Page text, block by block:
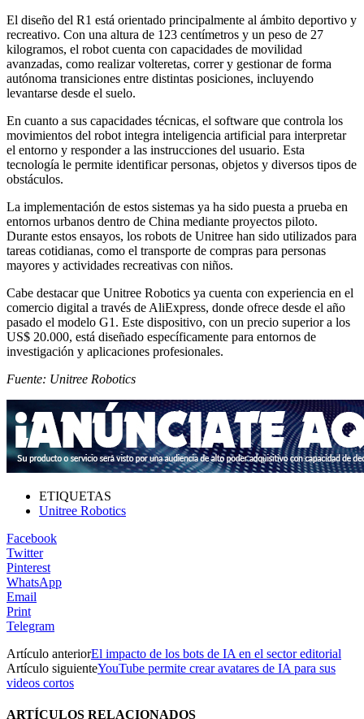
El diseño del R1 está orientado principalmente al ámbito deportivo y
recreativo. Con una altura de 123 centímetros y un peso de 27
kilogramos, el robot cuenta con capacidades de movilidad
avanzadas, como realizar volteretas, correr y gestionar de forma
autónoma transiciones entre distintas posiciones, incluyendo
levantarse desde el suelo.
En cuanto a sus capacidades técnicas, el software que controla los
movimientos del robot integra inteligencia artificial para interpretar
el entorno y responder a las instrucciones del usuario. Esta
tecnología le permite identificar personas, objetos y diversos tipos de
obstáculos.
La implementación de estos sistemas ya ha sido puesta a prueba en
entornos urbanos dentro de China mediante proyectos piloto.
Durante estos ensayos, los robots de Unitree han sido utilizados para
tareas cotidianas, como el transporte de compras para personas
mayores y actividades recreativas con niños.
Cabe destacar que Unitree Robotics ya cuenta con experiencia en el
comercio digital a través de AliExpress, donde ofrece desde el año
pasado el modelo G1. Este dispositivo, con un precio superior a los
US$ 20.000, está diseñado específicamente para entornos de
investigación y aplicaciones profesionales.
Fuente: Unitree Robotics
ETIQUETAS
Unitree Robotics
Facebook
Twitter
Pinterest
WhatsApp
Email
Print
Telegram
Artículo anteriorEl impacto de los bots de IA en el sector editorial
Artículo siguienteYouTube permite crear avatares de IA para sus
videos cortos
ARTÍCULOS RELACIONADOS